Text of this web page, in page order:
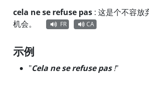
cela ne se refuse pas : 这是个不容放
机会。
FR CA
示例
"Cela ne se refuse pas!"